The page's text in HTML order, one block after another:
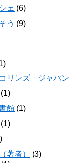
ェ (6)
う (9)
リンズ・ジャパン
(1)
館 (1)
(1)
著者）
(3)